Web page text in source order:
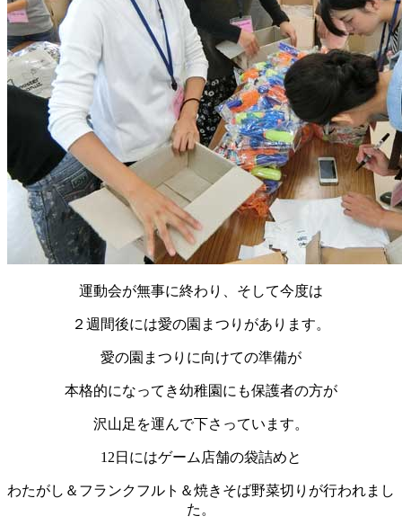
運動会が無事に終わり、そして今度は
２週間後には愛の園まつりがあります。
愛の園まつりに向けての準備が
本格的になってき幼稚園にも保護者の方が
沢山足を運んで下さっています。
12日にはゲーム店舗の袋詰めと
わたがし＆フランクフルト＆焼きそば野菜切りが行われまし
た。